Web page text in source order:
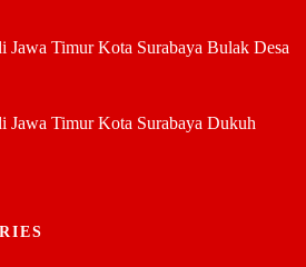
Jawa Timur Kota Surabaya Bulak Desa
Jawa Timur Kota Surabaya Dukuh